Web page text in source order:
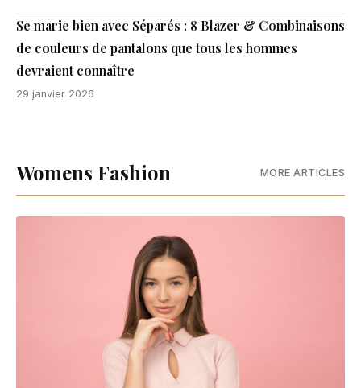
Se marie bien avec Séparés : 8 Blazer & Combinaisons
de couleurs de pantalons que tous les hommes
devraient connaître
29 janvier 2026
Womens Fashion MORE ARTICLES